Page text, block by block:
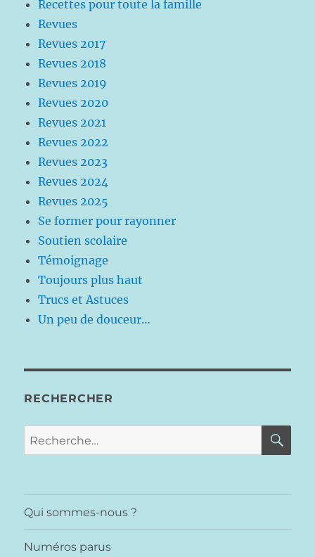
Recettes pour toute la famille
Revues
Revues 2017
Revues 2018
Revues 2019
Revues 2020
Revues 2021
Revues 2022
Revues 2023
Revues 2024
Revues 2025
Se former pour rayonner
Soutien scolaire
Témoignage
Toujours plus haut
Trucs et Astuces
Un peu de douceur…
RECHERCHER
Recherche
pour :
Qui sommes-nous ?
Numéros parus